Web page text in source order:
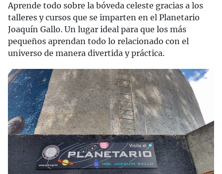
Aprende todo sobre la bóveda celeste gracias a los
talleres y cursos que se imparten en el Planetario
Joaquín Gallo. Un lugar ideal para que los más
pequeños aprendan todo lo relacionado con el
universo de manera divertida y práctica.